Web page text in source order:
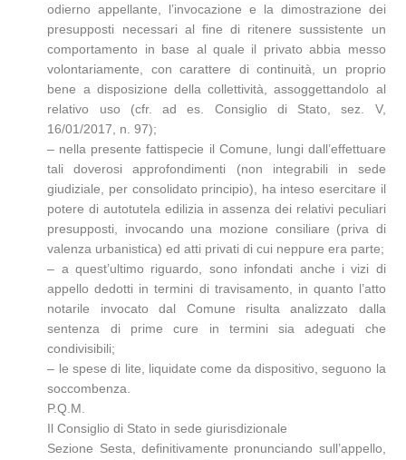
odierno appellante, l’invocazione e la dimostrazione dei
presupposti necessari al fine di ritenere sussistente un
comportamento in base al quale il privato abbia messo
volontariamente, con carattere di continuità, un proprio
bene a disposizione della collettività, assoggettandolo al
relativo uso (cfr. ad es. Consiglio di Stato, sez. V,
16/01/2017, n. 97);
– nella presente fattispecie il Comune, lungi dall’effettuare
tali doverosi approfondimenti (non integrabili in sede
giudiziale, per consolidato principio), ha inteso esercitare il
potere di autotutela edilizia in assenza dei relativi peculiari
presupposti, invocando una mozione consiliare (priva di
valenza urbanistica) ed atti privati di cui neppure era parte;
– a quest’ultimo riguardo, sono infondati anche i vizi di
appello dedotti in termini di travisamento, in quanto l’atto
notarile invocato dal Comune risulta analizzato dalla
sentenza di prime cure in termini sia adeguati che
condivisibili;
– le spese di lite, liquidate come da dispositivo, seguono la
soccombenza.
P.Q.M.
Il Consiglio di Stato in sede giurisdizionale
Sezione Sesta, definitivamente pronunciando sull’appello,